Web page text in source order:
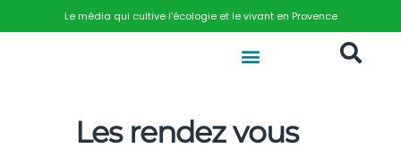
Le média qui cultive l’écologie et le vivant en Provence
Les rendez vous